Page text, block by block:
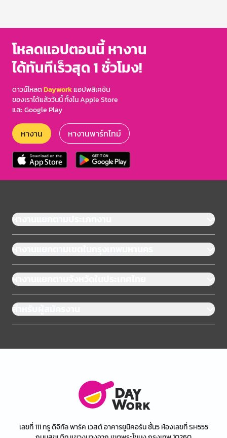
โหลดแอปตอนนี้ หางาน
ได้ทันทีเร็วสุด 1 ชั่วโมง!
ดาวน์โหลดDayworkแอปพลิเคชัน
ของเราได้แล้ววันนี้ ทั้งใน Apple Store
และ Google Play
หางาน หางานพาร์ทไทม์
หางานแยกตามประเภทงาน
หางานแยกตามเขตในกรุงเทพมหานคร
หางานแยกตามจังหวัดในประเทศไทย
สำหรับผู้สมัครงาน
เลขที่ 111 ทรู ดิจิทัล พาร์ค เวสต์ อาคารยูนิคอร์น ชั้น5 ห้องเลขที่ SH555